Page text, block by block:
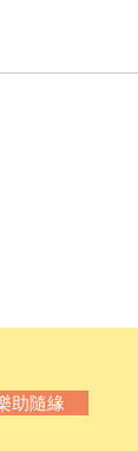
厭。尤其是
回事？
，唯一的娛
隨著熱鬧的
助隨緣